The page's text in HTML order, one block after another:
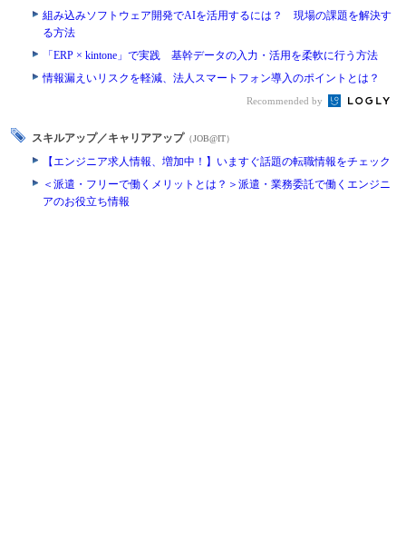
組み込みソフトウェア開発でAIを活用するには？ 現場の課題を解決す
る方法
「ERP × kintone」で実践 基幹データの入力・活用を柔軟に行う方法
情報漏えいリスクを軽減、法人スマートフォン導入のポイントとは？
Recommended by
スキルアップ／キャリアアップ （JOB@IT）
【エンジニア求人情報、増加中！】いますぐ話題の転職情報をチェック
＜派遣・フリーで働くメリットとは？＞派遣・業務委託で働くエンジニ
アのお役立ち情報